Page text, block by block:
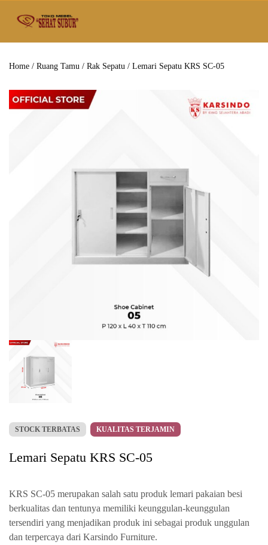
Home / Ruang Tamu / Rak Sepatu / Lemari Sepatu KRS SC-05
STOCK TERBATAS KUALITAS TERJAMIN
Lemari Sepatu KRS SC-05
KRS SC-05 merupakan salah satu produk lemari pakaian besi
berkualitas dan tentunya memiliki keunggulan-keunggulan
tersendiri yang menjadikan produk ini sebagai produk unggulan
dan terpercaya dari Karsindo Furniture.